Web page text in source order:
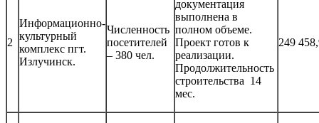
2
Информационно-
культурный
комплекс пгт.
Излучинск.
Численность
посетителей
– 380 чел.
документация
выполнена в
полном объеме.
Проект готов к
реализации.
Продолжительность
строительства 14
мес.
249